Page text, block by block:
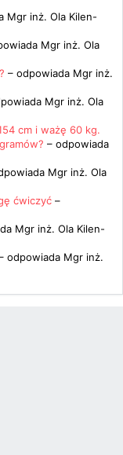
Mgr inż. Ola Kilen-
Mgr inż. Ola
– odpowiada Mgr inż.
Mgr inż. Ola
cm i ważę 60 kg.
– odpowiada
Mgr inż. Ola
ćwiczyć –
Mgr inż. Ola Kilen-
odpowiada Mgr inż.